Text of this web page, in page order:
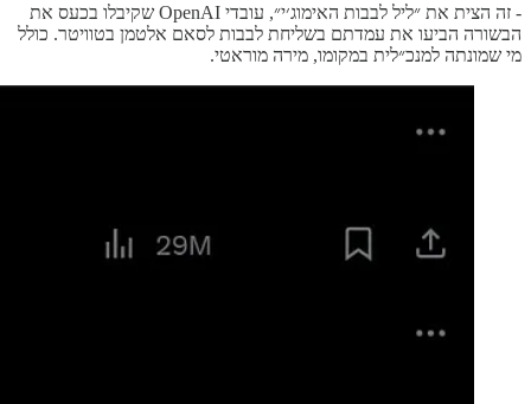
- זה הצית את ״ליל לבבות האימוג׳י״, עובדי OpenAI שקיבלו בכעס את
הבשורה הביעו את עמדתם בשליחת לבבות לסאם אלטמן בטוויטר. כולל
מי שמונתה למנכ״לית במקומו, מירה מוראטי.